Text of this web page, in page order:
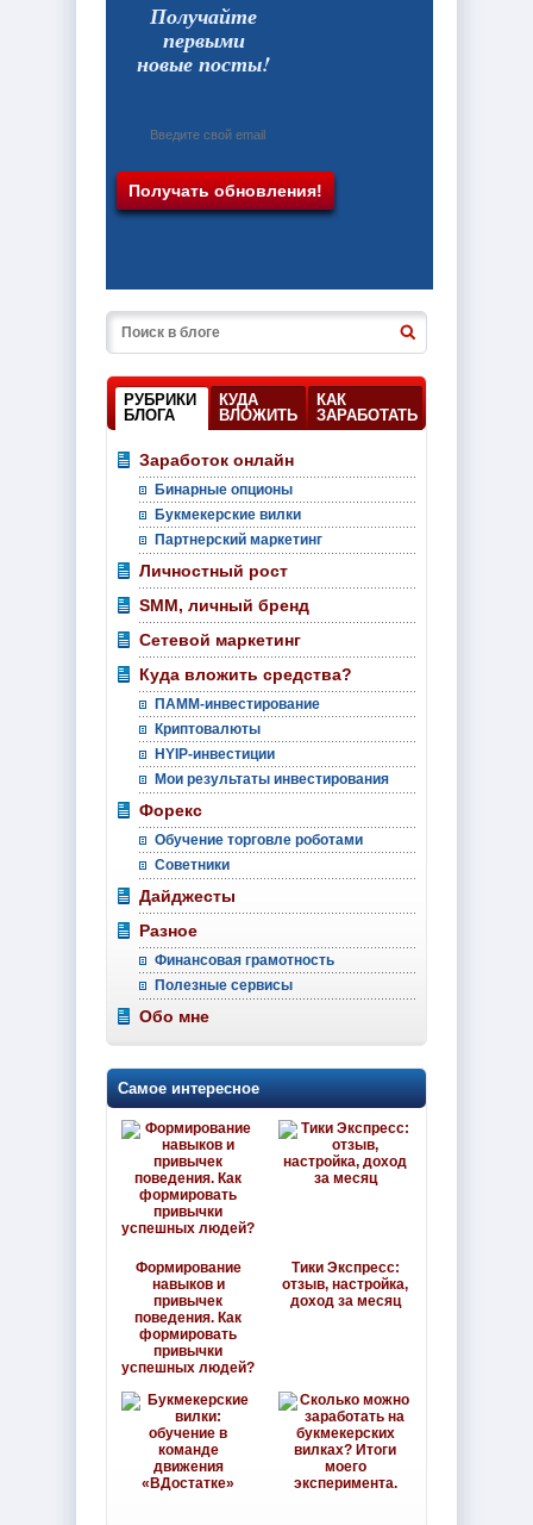
Получайте
первыми
новые посты!
РУБРИКИ
БЛОГА
КУДА
ВЛОЖИТЬ
КАК
ЗАРАБОТАТЬ
Заработок онлайн
Бинарные опционы
Букмекерские вилки
Партнерский маркетинг
Личностный рост
SMM, личный бренд
Сетевой маркетинг
Куда вложить средства?
ПАММ-инвестирование
Криптовалюты
HYIP-инвестиции
Мои результаты инвестирования
Форекс
Обучение торговле роботами
Советники
Дайджесты
Разное
Финансовая грамотность
Полезные сервисы
Обо мне
Самое интересное
Формирование
навыков и
привычек
поведения. Как
формировать
привычки
успешных людей?
Тики Экспресс:
отзыв, настройка,
доход за месяц